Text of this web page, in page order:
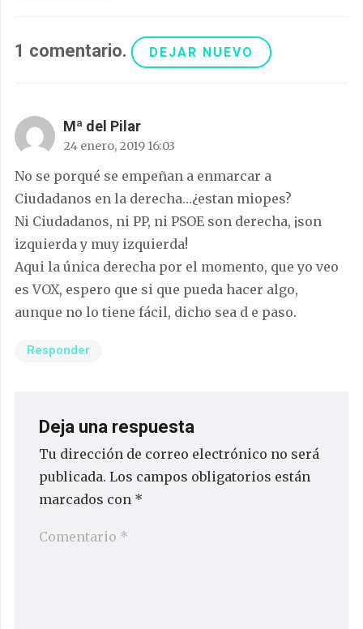
1 comentario. DEJAR NUEVO
Mª del Pilar
24 enero, 2019 16:03
No se porqué se empeñan a enmarcar a
Ciudadanos en la derecha…¿estan miopes?
Ni Ciudadanos, ni PP, ni PSOE son derecha, ¡son
izquierda y muy izquierda!
Aqui la única derecha por el momento, que yo veo
es VOX, espero que si que pueda hacer algo,
aunque no lo tiene fácil, dicho sea d e paso.
Responder
Deja una respuesta
Tu dirección de correo electrónico no será
publicada. Los campos obligatorios están
marcados con *